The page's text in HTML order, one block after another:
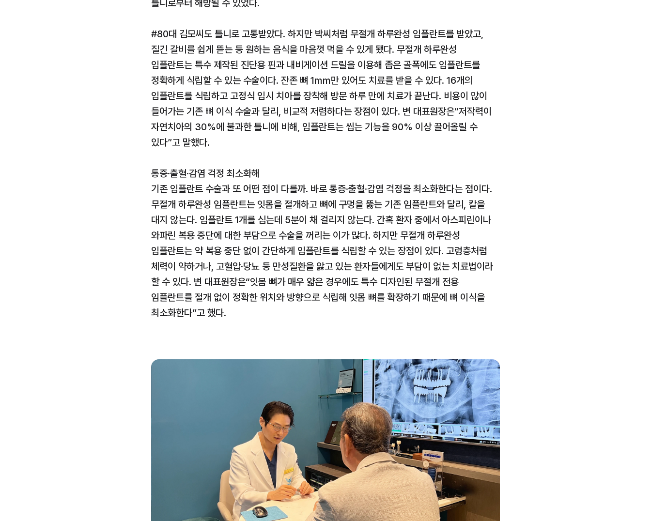
틀니로부터 해방될 수 있었다.
#80대 김모씨도 틀니로 고통받았다. 하지만 박씨처럼 무절개 하루완성 임플란트를 받았고,
질긴 갈비를 쉽게 뜯는 등 원하는 음식을 마음껏 먹을 수 있게 됐다. 무절개 하루완성
임플란트는 특수 제작된 진단용 핀과 내비게이션 드릴을 이용해 좁은 골폭에도 임플란트를
정확하게 식립할 수 있는 수술이다. 잔존 뼈 1㎜만 있어도 치료를 받을 수 있다. 16개의
임플란트를 식립하고 고정식 임시 치아를 장착해 방문 하루 만에 치료가 끝난다. 비용이 많이
들어가는 기존 뼈 이식 수술과 달리, 비교적 저렴하다는 장점이 있다. 변 대표원장은“저작력이
자연치아의 30%에 불과한 틀니에 비해, 임플란트는 씹는 기능을 90% 이상 끌어올릴 수
있다”고 말했다.
통증·출혈·감염 걱정 최소화해
기존 임플란트 수술과 또 어떤 점이 다를까. 바로 통증·출혈·감염 걱정을 최소화한다는 점이다.
무절개 하루완성 임플란트는 잇몸을 절개하고 뼈에 구멍을 뚫는 기존 임플란트와 달리, 칼을
대지 않는다. 임플란트 1개를 심는데 5분이 채 걸리지 않는다. 간혹 환자 중에서 아스피린이나
와파린 복용 중단에 대한 부담으로 수술을 꺼리는 이가 많다. 하지만 무절개 하루완성
임플란트는 약 복용 중단 없이 간단하게 임플란트를 식립할 수 있는 장점이 있다. 고령층처럼
체력이 약하거나, 고혈압·당뇨 등 만성질환을 앓고 있는 환자들에게도 부담이 없는 치료법이라
할 수 있다. 변 대표원장은“잇몸 뼈가 매우 얇은 경우에도 특수 디자인된 무절개 전용
임플란트를 절개 없이 정확한 위치와 방향으로 식립해 잇몸 뼈를 확장하기 때문에 뼈 이식을
최소화한다”고 했다.